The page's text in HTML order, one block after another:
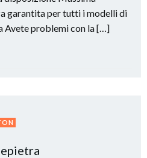
garantita per tutti i modelli di
Avete problemi con la […]